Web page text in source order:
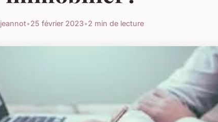
jeannot•25 février 2023•2 min de lecture